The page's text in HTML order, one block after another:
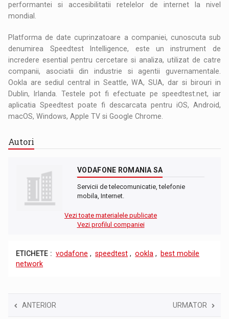
performantei si accesibilitatii retelelor de internet la nivel
mondial.
Platforma de date cuprinzatoare a companiei, cunoscuta sub
denumirea Speedtest Intelligence, este un instrument de
incredere esential pentru cercetare si analiza, utilizat de catre
companii, asociatii din industrie si agentii guvernamentale.
Ookla are sediul central in Seattle, WA, SUA, dar si birouri in
Dublin, Irlanda. Testele pot fi efectuate pe speedtest.net, iar
aplicatia Speedtest poate fi descarcata pentru iOS, Android,
macOS, Windows, Apple TV si Google Chrome.
Autori
VODAFONE ROMANIA SA
Servicii de telecomunicatie, telefonie
mobila, Internet.
Vezi toate materialele publicate
Vezi profilul companiei
ETICHETE : vodafone , speedtest , ookla ,
best mobile
network
ANTERIOR URMATOR